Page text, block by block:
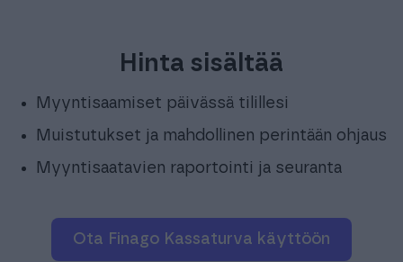
Hinta sisältää
Myyntisaamiset päivässä tilillesi
Muistutukset ja mahdollinen perintään ohjaus
Myyntisaatavien raportointi ja seuranta
Ota Finago Kassaturva käyttöön